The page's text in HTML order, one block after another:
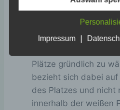
Platzpflege ein.
Bewässern der
Plätze gründlich zu
bezieht sich dabei
des Platzes und nicht
innerhalb der weißen
7. Eingebettete Inhalte
Auf unserer Website können
Ireland Limited. Beim Aufruf
YouTube-Servern
Weitere Informationen
Datenschutzerklärung von
8. Ihre Rechte
Impressum |